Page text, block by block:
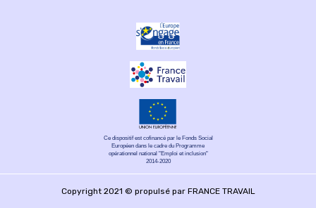
Ce dispositif est cofinancé par le Fonds Social
Européen dans le cadre du Programme
opérationnel national "Emploi et inclusion"
2014-2020
Copyright 2021 © propulsé par FRANCE TRAVAIL